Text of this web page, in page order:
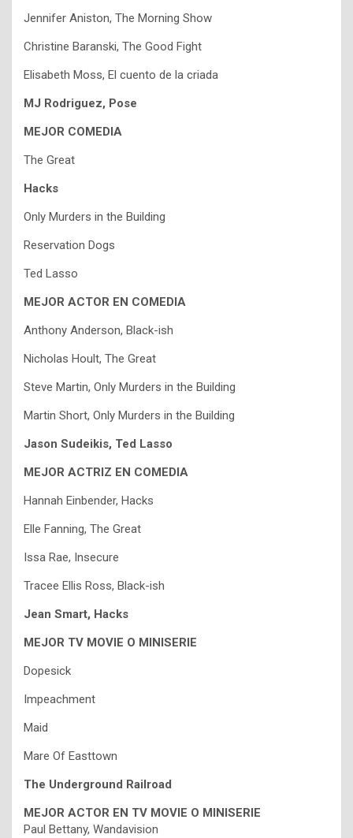
Jennifer Aniston, The Morning Show
Christine Baranski, The Good Fight
Elisabeth Moss, El cuento de la criada
MJ Rodriguez, Pose
MEJOR COMEDIA
The Great
Hacks
Only Murders in the Building
Reservation Dogs
Ted Lasso
MEJOR ACTOR EN COMEDIA
Anthony Anderson, Black-ish
Nicholas Hoult, The Great
Steve Martin, Only Murders in the Building
Martin Short, Only Murders in the Building
Jason Sudeikis, Ted Lasso
MEJOR ACTRIZ EN COMEDIA
Hannah Einbender, Hacks
Elle Fanning, The Great
Issa Rae, Insecure
Tracee Ellis Ross, Black-ish
Jean Smart, Hacks
MEJOR TV MOVIE O MINISERIE
Dopesick
Impeachment
Maid
Mare Of Easttown
The Underground Railroad
MEJOR ACTOR EN TV MOVIE O MINISERIE
Paul Bettany, Wandavision